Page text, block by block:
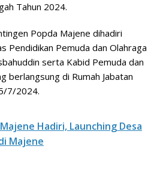
Tahun 2024.
Popda Majene dihadiri
Pendidikan Pemuda dan Olahraga
serta Kabid Pemuda dan
berlangsung di Rumah Jabatan
7/2024.
Hadiri, Launching Desa
Majene